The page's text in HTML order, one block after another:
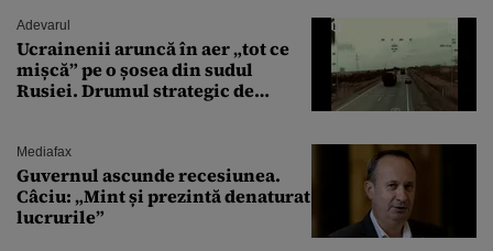
Adevarul
Ucrainenii aruncă în aer „tot ce
mișcă” pe o șosea din sudul
Rusiei. Drumul strategic de
Mediafax
Guvernul ascunde recesiunea.
Câciu: „Mint și prezintă denaturat
lucrurile”